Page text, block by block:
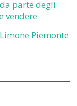
parte degli
vendere
Piemonte